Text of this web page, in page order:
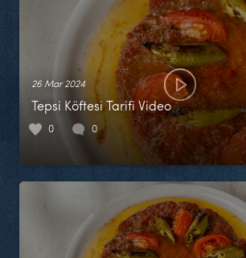
26 Mar 2024
Tepsi Köftesi Tarifi Video
0 0